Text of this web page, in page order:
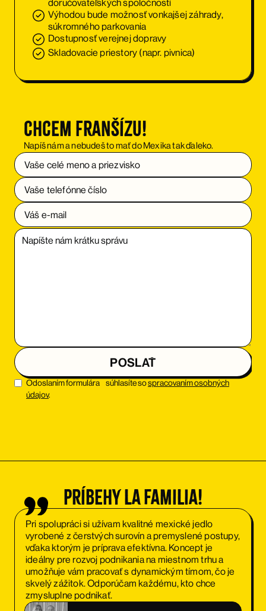
doručovateľských spoločností
Výhodou bude možnosť vonkajšej záhrady,
súkromného parkovania
Dostupnosť verejnej dopravy
Skladovacie priestory (napr. pivnica)
Chcem franšízu!
Napíš nám a nebudeš to mať do Mexika tak ďaleko.
Odoslaním formulára súhlasíte sospracovaním osobných
údajov.
Príbehy La Familia!
Pri spolupráci si užívam kvalitné mexické jedlo
vyrobené z čerstvých surovín a premyslené postupy,
vďaka ktorým je príprava efektívna. Koncept je
ideálny pre rozvoj podnikania na miestnom trhu a
umožňuje vám pracovať s dynamickým tímom, čo je
skvelý zážitok. Odporúčam každému, kto chce
zmysluplne podnikať.